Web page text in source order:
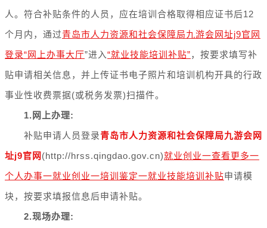
人。 符合补贴条件的人员，应在培训合格取得相应证书后12
个月内，通过青岛市人力资源和社会保障局九游会网址j9官网
登录“网上办事大厅”进入“就业技能培训补贴”，按要求填写补
贴申请相关信息，并上传证书电子照片和培训机构开具的行政
事业性收费票据(或税务发票)扫描件。
1.网上办理:
补贴申请人员登录青岛市人力资源和社会保障局九游会网
址j9官网 (http://hrss.qingdao.gov.cn)就业创业一查看更多一
个人办事一就业创业一培训鉴定一就业技能培训补贴申请模
块，按要求填报信息后申请补贴。
2.现场办理: